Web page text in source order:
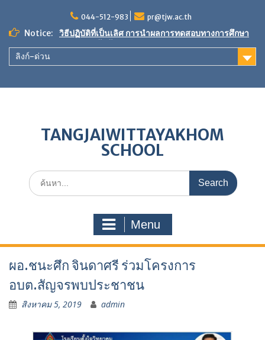
content
044-512-983 pr@tjw.ac.th
Notice:
วิธีปฏิบัติที่เป็นเลิศ การนำผลการทดสอบทางการศึกษา
ระดับชาติขั้นพื้นฐานมาใช้ในการพัฒนาคุณภาพการ
ลิงก์-ด่วน
TANGJAIWITTAYAKHOM
SCHOOL
Search
for:
Menu
ผอ.ชนะศึก จินดาศรี ร่วมโครงการ
อบต.สัญจรพบประชาชน
สิงหาคม 5, 2019 admin